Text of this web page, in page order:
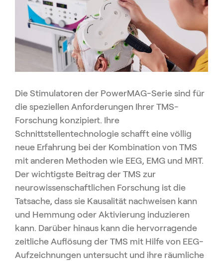
Die Stimulatoren der PowerMAG-Serie sind für
die speziellen Anforderungen Ihrer TMS-
Forschung konzipiert. Ihre
Schnittstellentechnologie schafft eine völlig
neue Erfahrung bei der Kombination von TMS
mit anderen Methoden wie EEG, EMG und MRT.
Der wichtigste Beitrag der TMS zur
neurowissenschaftlichen Forschung ist die
Tatsache, dass sie Kausalität nachweisen kann
und Hemmung oder Aktivierung induzieren
kann. Darüber hinaus kann die hervorragende
zeitliche Auflösung der TMS mit Hilfe von EEG-
Aufzeichnungen untersucht und ihre räumliche